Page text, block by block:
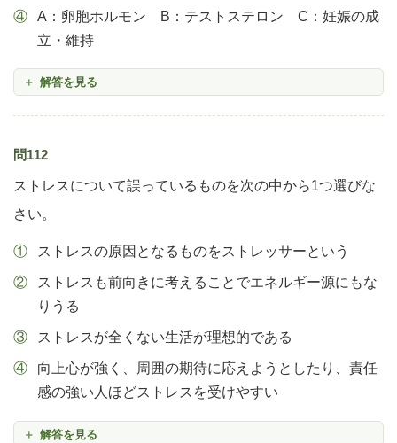
A：卵胞ホルモン B：テストステロン C：妊娠の成
立・維持
解答を見る
問112
ストレスについて誤っているものを次の中から1つ選びな
さい。
ストレスの原因となるものをストレッサーという
ストレスも前向きに考えることでエネルギー源にもな
りうる
ストレスが全くない生活が理想的である
向上心が強く、周囲の期待に応えようとしたり、責任
感の強い人ほどストレスを受けやすい
解答を見る